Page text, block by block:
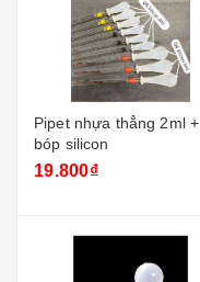
Pipet nhựa thẳng 2ml +
bóp silicon
19.800₫